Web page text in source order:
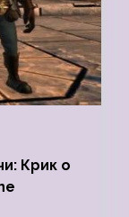
Крик о